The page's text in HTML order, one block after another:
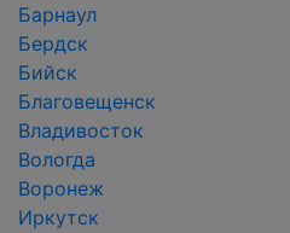
Барнаул
Бердск
Бийск
Благовещенск
Владивосток
Вологда
Воронеж
Иркутск